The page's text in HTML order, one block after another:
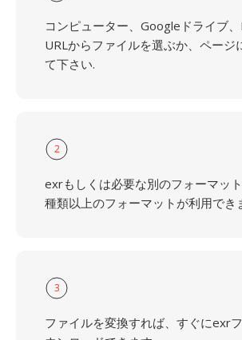
コンピューター、Googleドライブ、
URLからファイルを選ぶか、ページ
て下さい.
2
exrもしくは必要な別のフォーマッ
種類以上のフォーマットが利用でき
3
ファイルを変換すれば、すぐにexr